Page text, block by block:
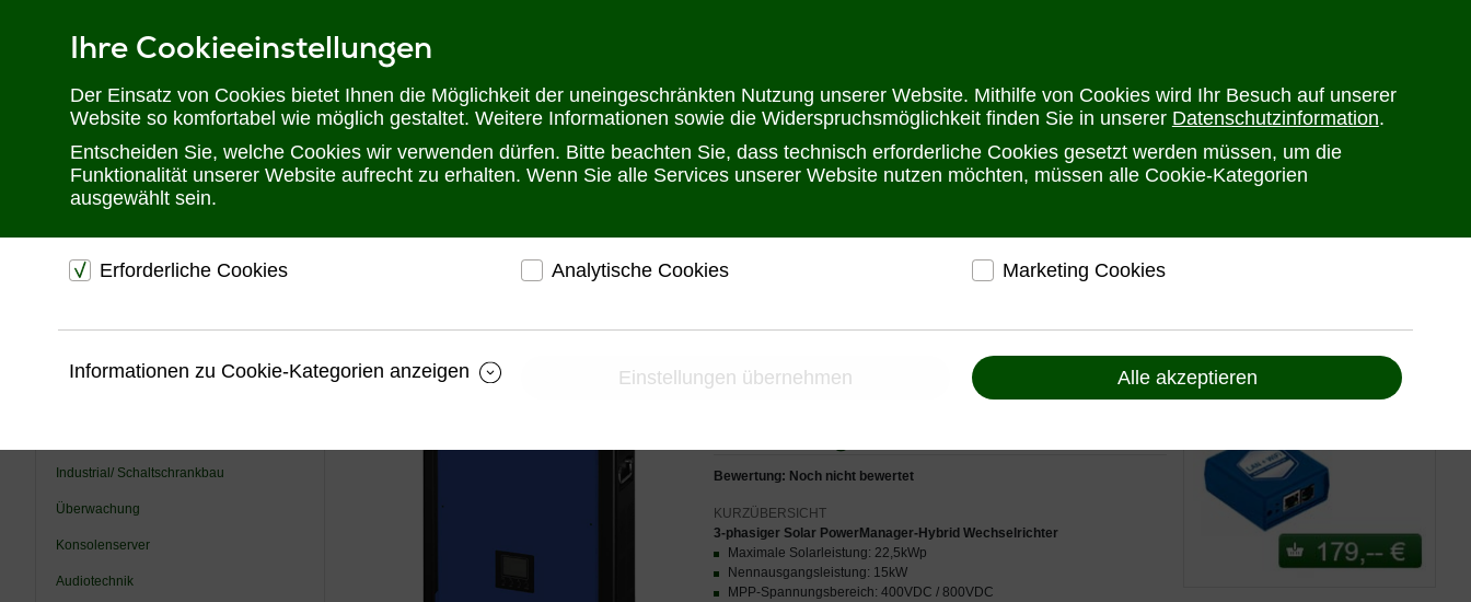
Ihre Cookieeinstellungen
Der Einsatz von Cookies bietet Ihnen die Möglichkeit der uneingeschränkten Nutzung unserer Website. Mithilfe von Cookies wird Ihr Besuch auf unserer
Website so komfortabel wie möglich gestaltet. Weitere Informationen sowie die Widerspruchsmöglichkeit finden Sie in unserer Datenschutzinformation.
Entscheiden Sie, welche Cookies wir verwenden dürfen. Bitte beachten Sie, dass technisch erforderliche Cookies gesetzt werden müssen, um die
Funktionalität unserer Website aufrecht zu erhalten. Wenn Sie alle Services unserer Website nutzen möchten, müssen alle Cookie-Kategorien
ausgewählt sein.
Erforderliche Cookies
Website.
Analytische Cookies
Besucherverhalten kennenzulernen und die Website
Ermöglichen eine Verbesserung des
Marketing Cookies
individuelle Angebote und Services anbieten zu
können
Liefern Anzeigen, die zu Ihren Interessen passen
bestmöglichen Service anbieten zu können
Informationen zu Cookie-Kategorien anzeigen Einstellungen übernehmen Alle akzeptieren
Telefon: 02302 28 28 30
PRODUKTE HERSTELLER ANSPRECHPARTNER
USV
Industrial/ Schaltschrankbau
Überwachung
Konsolenserver
Audiotechnik
Solar PowerManager Hybrid 15kW
PV-Wechselrichter
Bewertung: Noch nicht bewertet
3-phasiger Solar PowerManager-Hybrid Wechselrichter
Maximale Solarleistung: 22,5kWp
Nennausgangsleistung: 15kW
MPP-Spannungsbereich: 400VDC / 800VDC